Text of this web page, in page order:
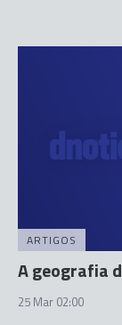
ARTIGOS
A geografia
25 Mar 02:00